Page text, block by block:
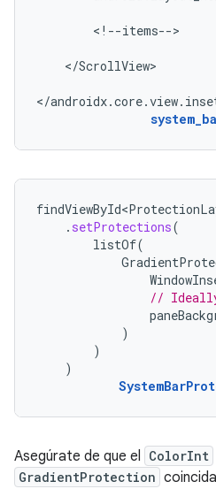
<!--items-->
</ScrollView>
</
. setProtections(
listOf(
//
)
)
)
Asegúrate de que el ColorInt
GradientProtection